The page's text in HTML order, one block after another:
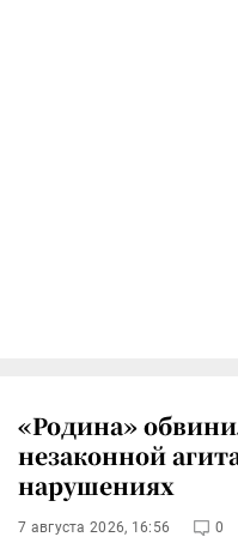
«Родина»
незаконной
нарушениях
7 августа 2026, 16:56 0